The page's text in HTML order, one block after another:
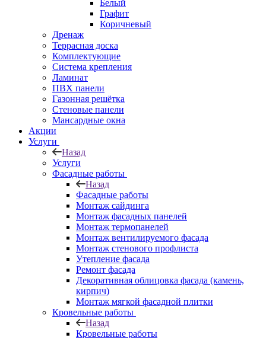
Белый
Графит
Коричневый
Дренаж
Террасная доска
Комплектующие
Система крепления
Ламинат
ПВХ панели
Газонная решётка
Стеновые панели
Мансардные окна
Акции
Услуги
Назад
Услуги
Фасадные работы
Назад
Фасадные работы
Монтаж сайдинга
Монтаж фасадных панелей
Монтаж термопанелей
Монтаж вентилируемого фасада
Монтаж стенового профлиста
Утепление фасада
Ремонт фасада
Декоративная облицовка фасада (камень,
кирпич)
Монтаж мягкой фасадной плитки
Кровельные работы
Назад
Кровельные работы